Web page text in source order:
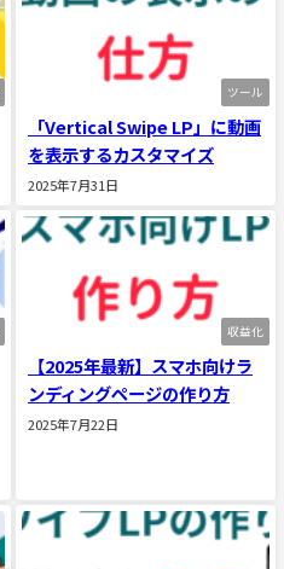
ツール
「Vertical Swipe LP」に動画
を表示するカスタマイズ
2025年7月31日
収益化
【2025年最新】スマホ向けラ
ンディングページの作り方
2025年7月22日